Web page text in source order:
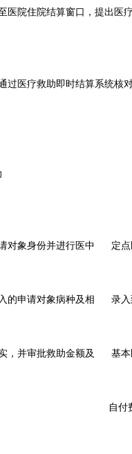
医院住院结算窗口，提出医疗
过医疗救助即时结算系统核
助 定额
对象身份并进行医中 定点
的申请对象病种及相 录入
，并审批救助金额及 基本
付费用按病